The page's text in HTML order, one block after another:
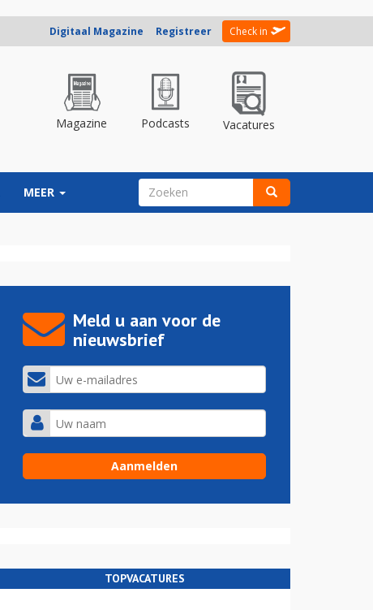
Digitaal Magazine Registreer Check in
Magazine Podcasts Vacatures
MEER ZOEKVELD
Meld u aan voor de
nieuwsbrief
TOPVACATURES